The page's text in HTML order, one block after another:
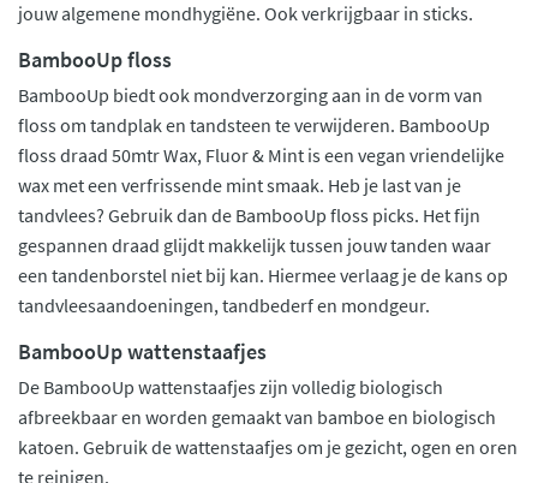
jouw algemene mondhygiëne. Ook verkrijgbaar in sticks.
BambooUp floss
BambooUp biedt ook mondverzorging aan in de vorm van
floss om tandplak en tandsteen te verwijderen. BambooUp
floss draad 50mtr Wax, Fluor & Mint is een vegan vriendelijke
wax met een verfrissende mint smaak. Heb je last van je
tandvlees? Gebruik dan de BambooUp floss picks. Het fijn
gespannen draad glijdt makkelijk tussen jouw tanden waar
een tandenborstel niet bij kan. Hiermee verlaag je de kans op
tandvleesaandoeningen, tandbederf en mondgeur.
BambooUp wattenstaafjes
De BambooUp wattenstaafjes zijn volledig biologisch
afbreekbaar en worden gemaakt van bamboe en biologisch
katoen. Gebruik de wattenstaafjes om je gezicht, ogen en oren
te reinigen.